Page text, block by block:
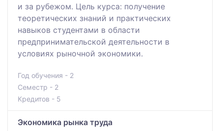
и за рубежом. Цель курса: получение
теоретических знаний и практических
навыков студентами в области
предпринимательской деятельности в
условиях рыночной экономики.
Год обучения - 2
Семестр - 2
Кредитов - 5
Экономика рынка труда